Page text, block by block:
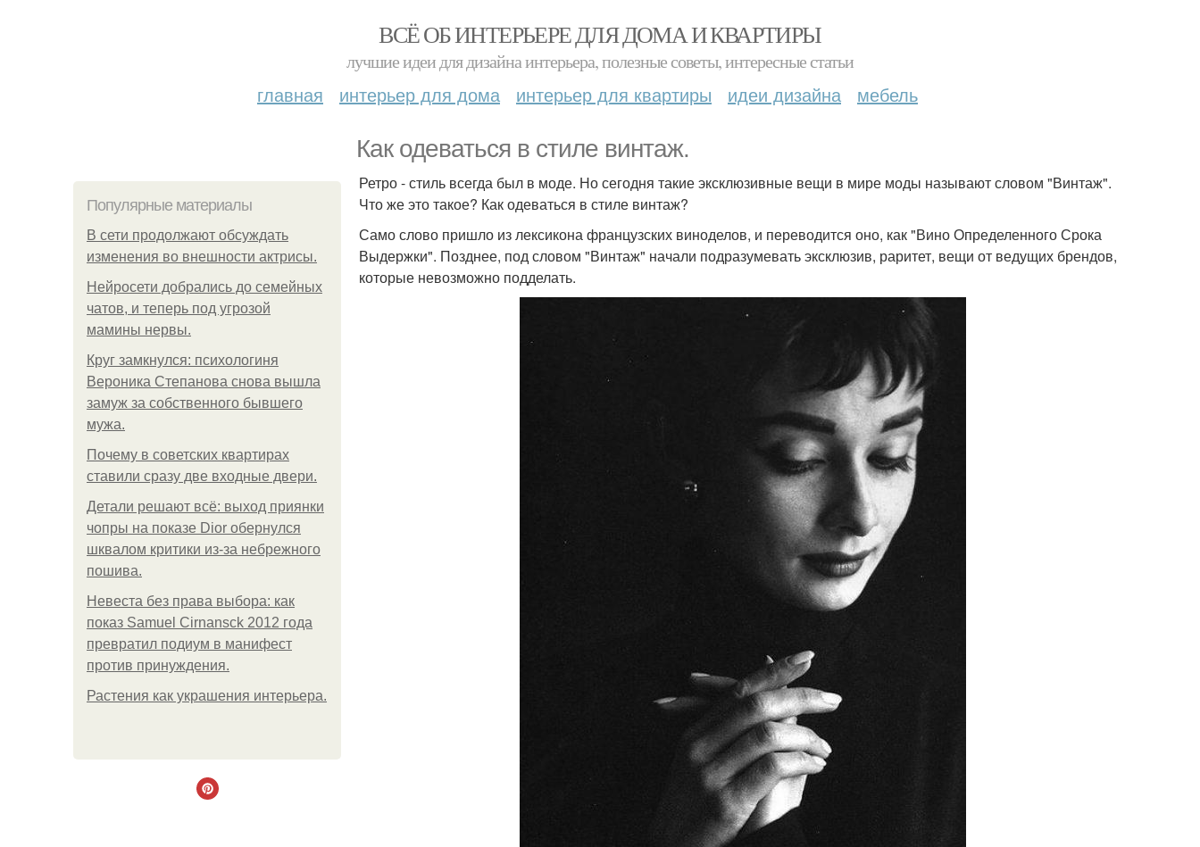
ВСЁ ОБ ИНТЕРЬЕРЕ ДЛЯ ДОМА И КВАРТИРЫ
лучшие идеи для дизайна интерьера, полезные советы, интересные статьи
главная интерьер для дома интерьер для квартиры идеи дизайна мебель
Как одеваться в стиле винтаж.
Популярные материалы
В сети продолжают обсуждать
изменения во внешности актрисы.
Нейросети добрались до семейных
чатов, и теперь под угрозой
мамины нервы.
Круг замкнулся: психологиня
Вероника Степанова снова вышла
замуж за собственного бывшего
мужа.
Почему в советских квартирах
ставили сразу две входные двери.
Детали решают всё: выход приянки
чопры на показе Dior обернулся
шквалом критики из-за небрежного
пошива.
Невеста без права выбора: как
показ Samuel Cirnansck 2012 года
превратил подиум в манифест
против принуждения.
Растения как украшения интерьера.
Ретро - стиль всегда был в моде. Но сегодня такие эксклюзивные вещи в мире моды называют словом "Винтаж".
Что же это такое? Как одеваться в стиле винтаж?
Само слово пришло из лексикона французских виноделов, и переводится оно, как "Вино Определенного Срока
Выдержки". Позднее, под словом "Винтаж" начали подразумевать эксклюзив, раритет, вещи от ведущих брендов,
которые невозможно подделать.